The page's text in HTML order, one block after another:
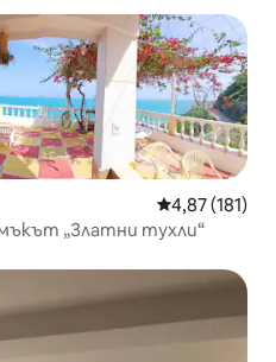
Средна
4,87 (181)
„Златни тухли“